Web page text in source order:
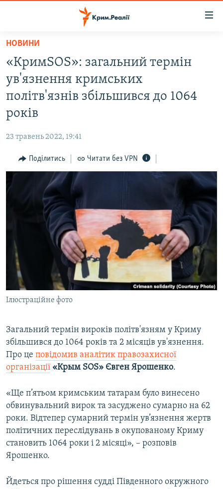
Перейти
основного
матеріалу
Перейти
до
основної
Перейти
пошуку
ВОДА.КРИМ
ВІДЕО ТА ФОТО
ПОЛІТИКА
ПОГЛЯД
ІНТЕРВ'Ю
ВСЕ ЗА ДЕНЬ
СПЕЦПРОЕКТИ
ДЕПОРТАЦІЯ
ВІДЕОУРОКИ «ELIFBE»
СВІДЧЕННЯ ОКУПАЦІЇ
УКРАЇНСЬКА ПРОБЛЕМА КРИМУ
ІНФОГРАФІКА
ЯК ОБІЙТИ БЛОКУВАННЯ
Русский
Qırımtatar
ДОЛУЧАЙСЯ!
Усі сайти RFE/RL
НОВИНИ
«КримSOS»: загальний термін
ув'язнення кримських
політв'язнів збільшився до 1064
років
23 травень 2022, 19:41
Поділитись Читати без VPN
Ілюстраційне фото
Загальний термін вироків політв'язням у Криму
збільшився до 1064 років та 2 місяців ув'язнення.
Про це повідомив аналітик правозахисної
організації «Крым SOS» Євген Ярошенко.​
«Ще п’ятьом кримським татарам було винесено
обвинувальний вирок та засуджено сумарно на 62
роки. Відтепер сумарний термін ув’язнення жертв
політичних переслідувань в окупованому Криму
становить 1064 роки і 2 місяці», – розповів
Ярошенко.
Йдеться про рішення судді Південного окружного